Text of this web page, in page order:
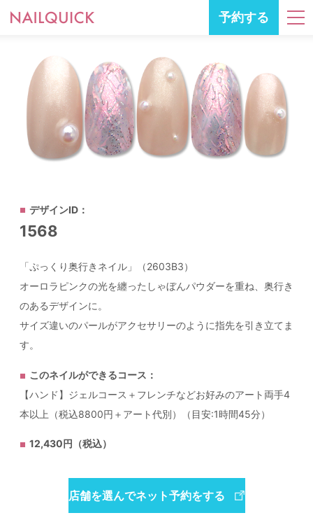
予約する
デザインID：
1568
「ぷっくり奥行きネイル」（2603B3）
オーロラピンクの光を纏ったしゃぼんパウダーを重ね、奥行き
のあるデザインに。
サイズ違いのパールがアクセサリーのように指先を引き立てま
す。
このネイルができるコース：
【ハンド】ジェルコース＋フレンチなどお好みのアート両手4
本以上（税込8800円＋アート代別）（目安:1時間45分）
12,430円（税込）
店舗を選んでネット予約をする